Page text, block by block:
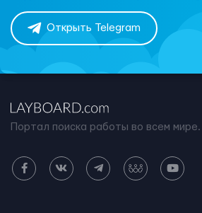
Открыть Telegram
Портал поиска работы во всем мире.